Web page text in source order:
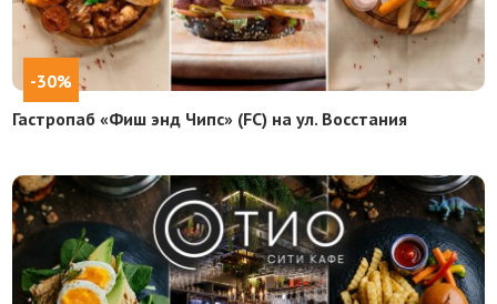
-30%
Гастропаб «Фиш энд Чипс» (FC) на ул. Восстания